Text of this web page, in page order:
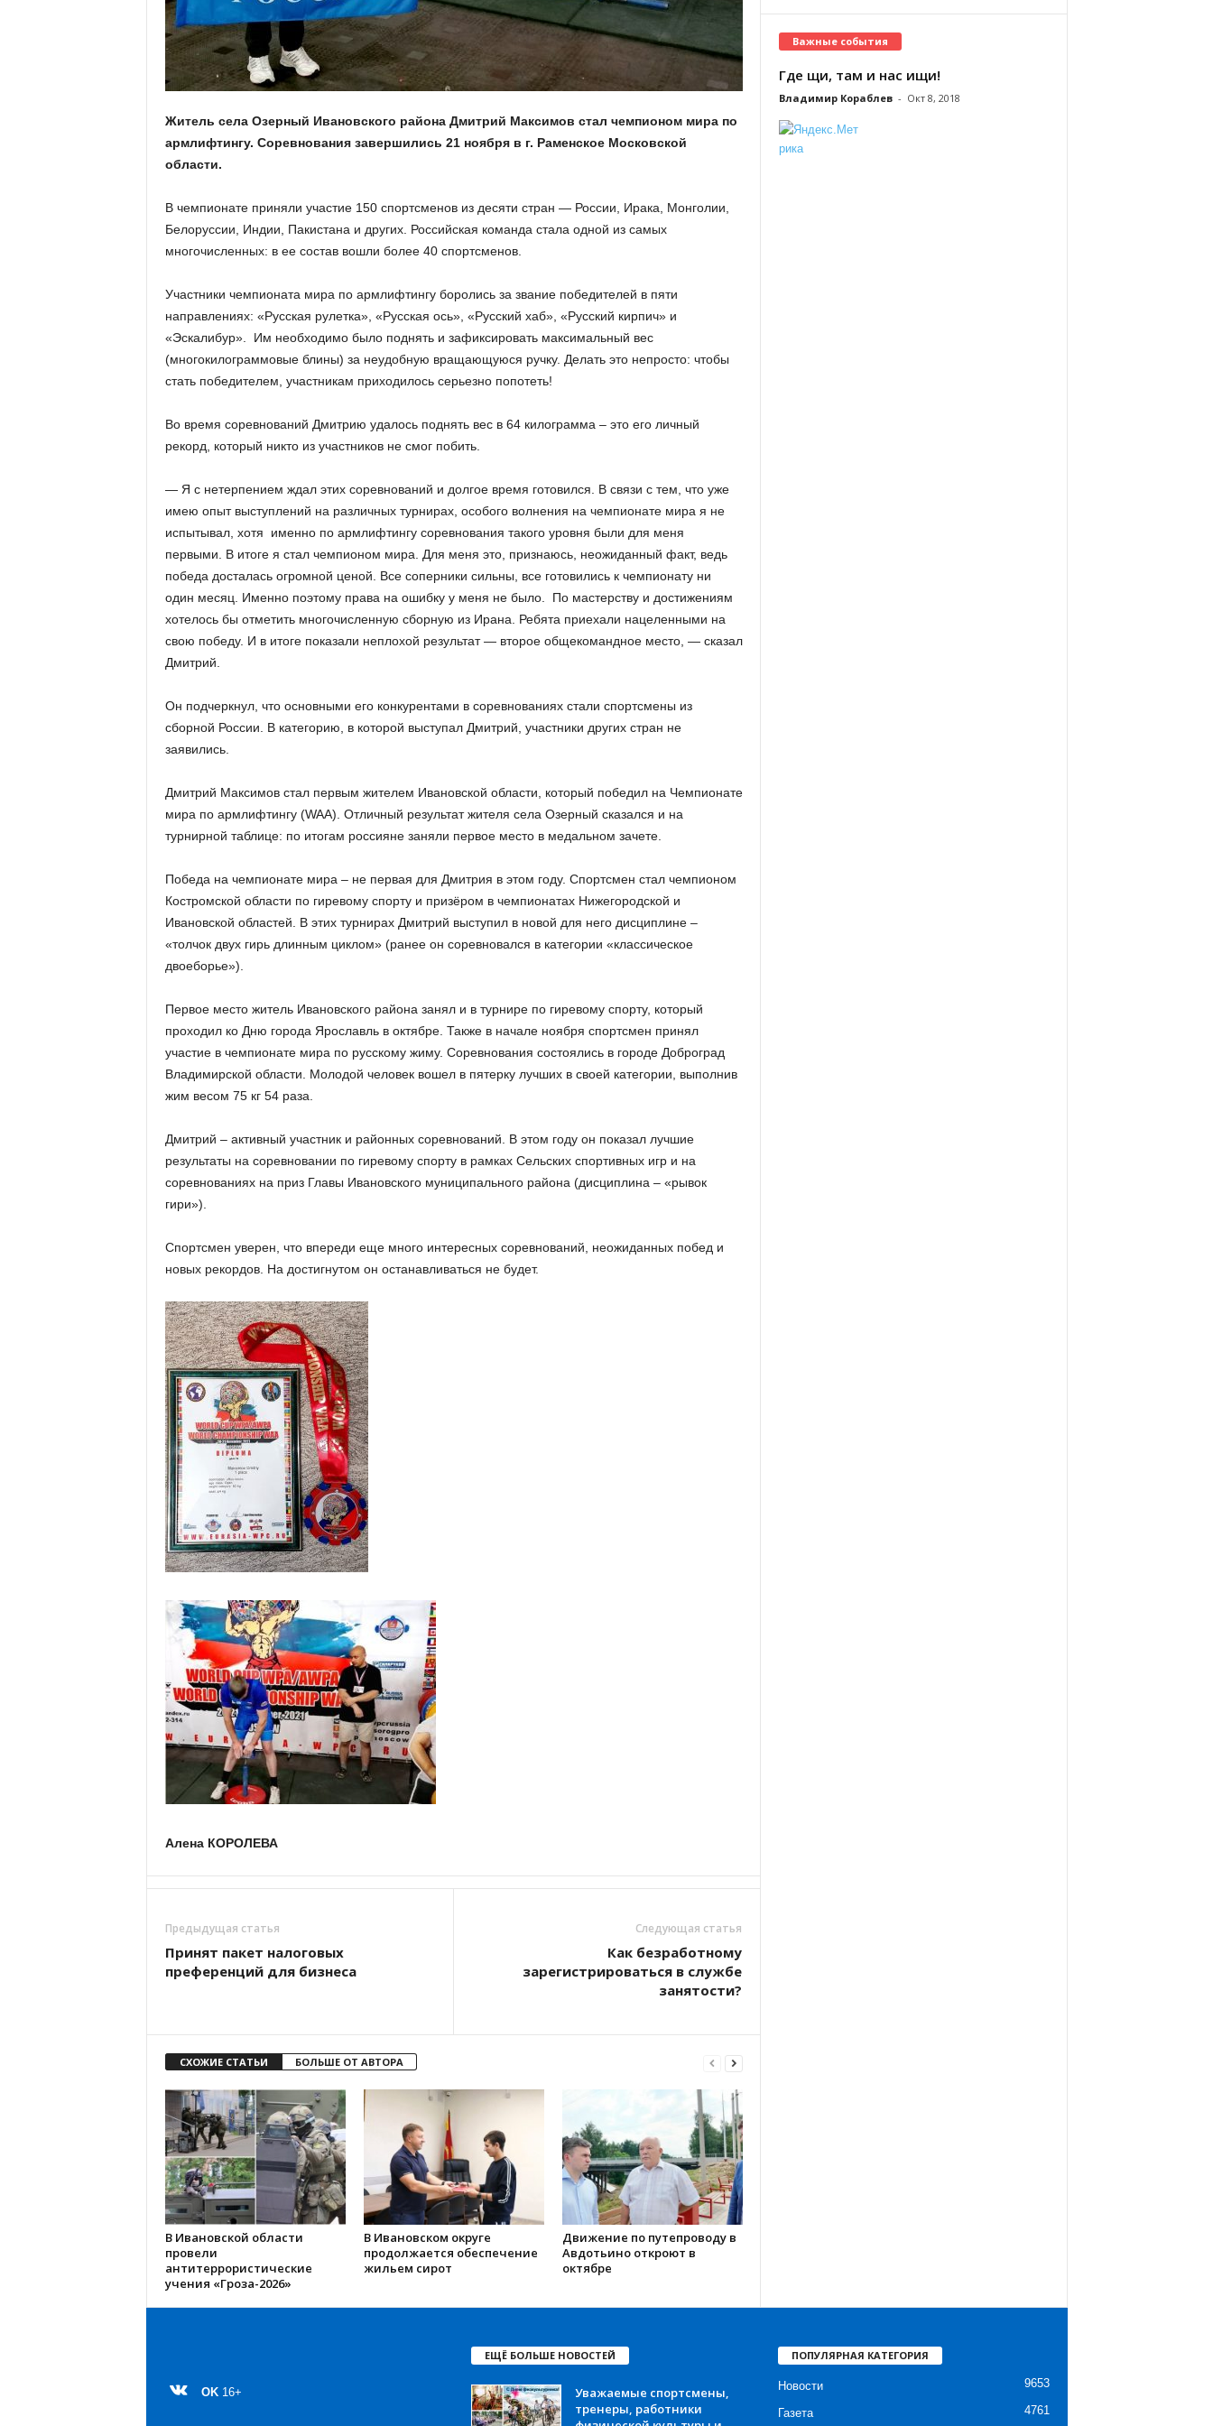
Житель села Озерный Ивановского района Дмитрий Максимов стал чемпионом мира по
армлифтингу. Соревнования завершились 21 ноября в г. Раменское Московской
области.
В чемпионате приняли участие 150 спортсменов из десяти стран — России, Ирака, Монголии,
Белоруссии, Индии, Пакистана и других. Российская команда стала одной из самых
многочисленных: в ее состав вошли более 40 спортсменов.
Участники чемпионата мира по армлифтингу боролись за звание победителей в пяти
направлениях: «Русская рулетка», «Русская ось», «Русский хаб», «Русский кирпич» и
«Эскалибур». Им необходимо было поднять и зафиксировать максимальный вес
(многокилограммовые блины) за неудобную вращающуюся ручку. Делать это непросто: чтобы
стать победителем, участникам приходилось серьезно попотеть!
Во время соревнований Дмитрию удалось поднять вес в 64 килограмма – это его личный
рекорд, который никто из участников не смог побить.
— Я с нетерпением ждал этих соревнований и долгое время готовился. В связи с тем, что уже
имею опыт выступлений на различных турнирах, особого волнения на чемпионате мира я не
испытывал, хотя именно по армлифтингу соревнования такого уровня были для меня
первыми. В итоге я стал чемпионом мира. Для меня это, признаюсь, неожиданный факт, ведь
победа досталась огромной ценой. Все соперники сильны, все готовились к чемпионату ни
один месяц. Именно поэтому права на ошибку у меня не было. По мастерству и достижениям
хотелось бы отметить многочисленную сборную из Ирана. Ребята приехали нацеленными на
свою победу. И в итоге показали неплохой результат — второе общекомандное место, — сказал
Дмитрий.
Он подчеркнул, что основными его конкурентами в соревнованиях стали спортсмены из
сборной России. В категорию, в которой выступал Дмитрий, участники других стран не
заявились.
Дмитрий Максимов стал первым жителем Ивановской области, который победил на Чемпионате
мира по армлифтингу (WAA). Отличный результат жителя села Озерный сказался и на
турнирной таблице: по итогам россияне заняли первое место в медальном зачете.
Победа на чемпионате мира – не первая для Дмитрия в этом году. Спортсмен стал чемпионом
Костромской области по гиревому спорту и призёром в чемпионатах Нижегородской и
Ивановской областей. В этих турнирах Дмитрий выступил в новой для него дисциплине –
«толчок двух гирь длинным циклом» (ранее он соревновался в категории «классическое
двоеборье»).
Первое место житель Ивановского района занял и в турнире по гиревому спорту, который
проходил ко Дню города Ярославль в октябре. Также в начале ноября спортсмен принял
участие в чемпионате мира по русскому жиму. Соревнования состоялись в городе Доброград
Владимирской области. Молодой человек вошел в пятерку лучших в своей категории, выполнив
жим весом 75 кг 54 раза.
Дмитрий – активный участник и районных соревнований. В этом году он показал лучшие
результаты на соревновании по гиревому спорту в рамках Сельских спортивных игр и на
соревнованиях на приз Главы Ивановского муниципального района (дисциплина – «рывок
гири»).
Спортсмен уверен, что впереди еще много интересных соревнований, неожиданных побед и
новых рекордов. На достигнутом он останавливаться не будет.
Алена КОРОЛЕВА
Предыдущая статья
Принят пакет налоговых
преференций для бизнеса
Следующая статья
Как безработному
зарегистрироваться в службе
занятости?
СХОЖИЕ СТАТЬИ БОЛЬШЕ ОТ АВТОРА
В Ивановской области
провели
антитеррористические
учения «Гроза-2026»
В Ивановском округе
продолжается обеспечение
жильем сирот
Движение по путепроводу в
Авдотьино откроют в
октябре
Важные события
Где щи, там и нас ищи!
Владимир Кораблев - Окт 8, 2018
OK 16+
ЕЩЁ БОЛЬШЕ НОВОСТЕЙ
Уважаемые спортсмены,
тренеры, работники
ПОПУЛЯРНАЯ КАТЕГОРИЯ
Новости 9653
Газета 4761